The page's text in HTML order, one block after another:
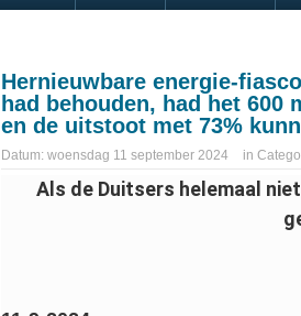
Hernieuwbare energie-
had behouden, had het
en de uitstoot met 73%
Datum: woensdag 11 september 2024 in
Als de Duitsers helemaal